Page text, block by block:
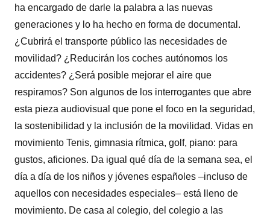
ha encargado de darle la palabra a las nuevas
generaciones y lo ha hecho en forma de documental.
¿Cubrirá el transporte público las necesidades de
movilidad? ¿Reducirán los coches autónomos los
accidentes? ¿Será posible mejorar el aire que
respiramos? Son algunos de los interrogantes que abre
esta pieza audiovisual que pone el foco en la seguridad,
la sostenibilidad y la inclusión de la movilidad. Vidas en
movimiento Tenis, gimnasia rítmica, golf, piano: para
gustos, aficiones. Da igual qué día de la semana sea, el
día a día de los niños y jóvenes españoles –incluso de
aquellos con necesidades especiales– está lleno de
movimiento. De casa al colegio, del colegio a las